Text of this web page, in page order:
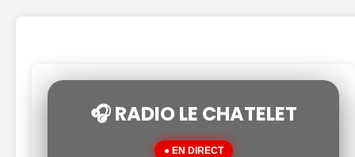
🎧 RADIO LE CHATELET
● EN DIRECT